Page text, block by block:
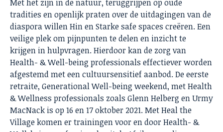
Met het zijn in de natuur, teruggrijpen op oude
tradities en openlijk praten over de uitdagingen van de
diaspora willen Hin en Starke safe spaces creëren. Een
veilige plek om pijnpunten te delen en inzicht te
krijgen in hulpvragen. Hierdoor kan de zorg van
Health- & Well-being professionals effectiever worden
afgestemd met een cultuursensitief aanbod. De eerste
retraite, Generational Well-being weekend, met Health
& Wellness professionals zoals Glenn Helberg en Urmy
MacNack is op 16 en 17 oktober 2021. Met Heal the
Village komen er trainingen voor en door Health- &